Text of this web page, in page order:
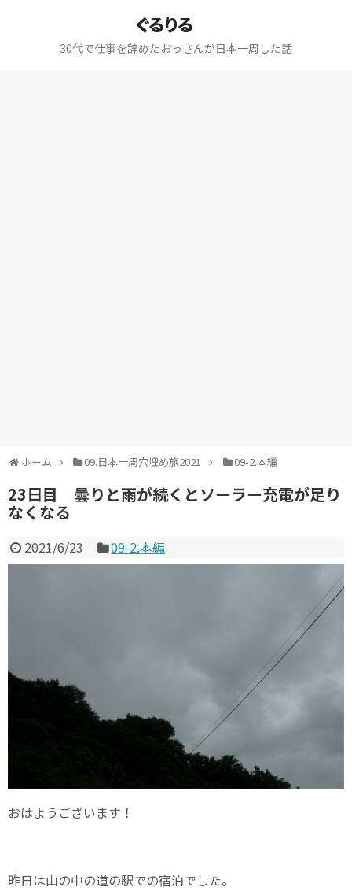
ぐるりる
30代で仕事を辞めたおっさんが日本一周した話
ホーム 09.日本一周穴埋め旅2021 09-2.本編
23日目 曇りと雨が続くとソーラー充電が足り
なくなる
2021/6/23 09-2.本編
おはようございます！
昨日は山の中の道の駅での宿泊でした。